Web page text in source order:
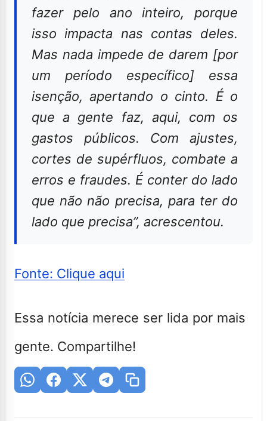
fazer pelo ano inteiro, porque
isso impacta nas contas deles.
Mas nada impede de darem [por
um período específico] essa
isenção, apertando o cinto. É o
que a gente faz, aqui, com os
gastos públicos. Com ajustes,
cortes de supérfluos, combate a
erros e fraudes. É conter do lado
que não não precisa, para ter do
lado que precisa”, acrescentou.
Fonte: Clique aqui
Essa notícia merece ser lida por mais
gente. Compartilhe!